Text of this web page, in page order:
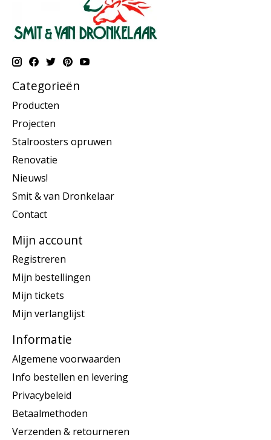
Categorieën
Producten
Projecten
Stalroosters opruwen
Renovatie
Nieuws!
Smit & van Dronkelaar
Contact
Mijn account
Registreren
Mijn bestellingen
Mijn tickets
Mijn verlanglijst
Informatie
Algemene voorwaarden
Info bestellen en levering
Privacybeleid
Betaalmethoden
Verzenden & retourneren